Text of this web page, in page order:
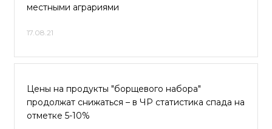
местными аграриями
17.08.21
Цены на продукты "борщевого набора"
продолжат снижаться – в ЧР статистика спада на
отметке 5-10%